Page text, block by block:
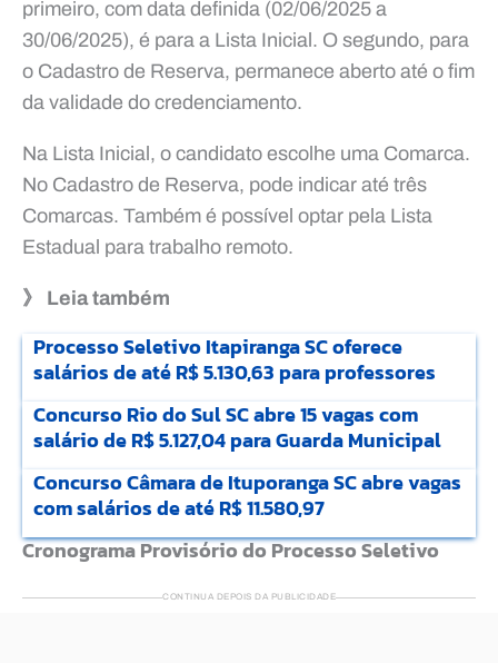
primeiro, com data definida (02/06/2025 a
30/06/2025), é para a Lista Inicial. O segundo, para
o Cadastro de Reserva, permanece aberto até o fim
da validade do credenciamento.
Na Lista Inicial, o candidato escolhe uma Comarca.
No Cadastro de Reserva, pode indicar até três
Comarcas. Também é possível optar pela Lista
Estadual para trabalho remoto.
》 Leia também
Processo Seletivo Itapiranga SC oferece
salários de até R$ 5.130,63 para professores
Concurso Rio do Sul SC abre 15 vagas com
salário de R$ 5.127,04 para Guarda Municipal
Concurso Câmara de Ituporanga SC abre vagas
com salários de até R$ 11.580,97
Cronograma Provisório do Processo Seletivo
CONTINUA DEPOIS DA PUBLICIDADE